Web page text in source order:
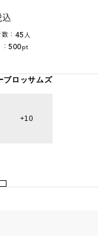
込
： 45 人
：500pt
ブロッサムズ
10